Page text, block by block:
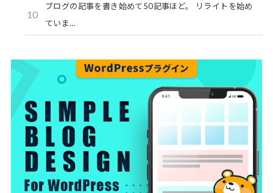
10
ブログの記事を書き始めて50記事ほど。 リライトを始め
ていま…